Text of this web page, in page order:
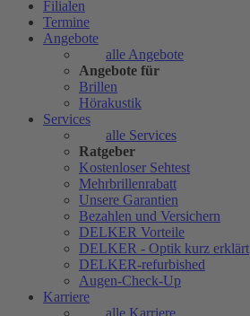
Filialen
Termine
Angebote
alle Angebote
Angebote für
Brillen
Hörakustik
Services
alle Services
Ratgeber
Kostenloser Sehtest
Mehrbrillenrabatt
Unsere Garantien
Bezahlen und Versichern
DELKER Vorteile
DELKER - Optik kurz erklärt
DELKER-refurbished
Augen-Check-Up
Karriere
alle Karriere